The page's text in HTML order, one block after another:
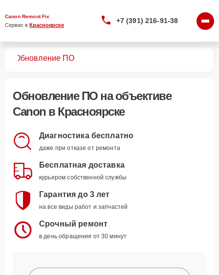
Canon Remont Fix
Сервис в Красноярске
+7 (391) 216-91-38
Обновление ПО
Обновление ПОна объективе
Canon в Красноярске
Диагностика бесплатно
даже при отказе от ремонта
Бесплатная доставка
курьером собственной службы
Гарантия до 3 лет
на все виды работ и запчастей
Срочный ремонт
в день обращения от 30 минут